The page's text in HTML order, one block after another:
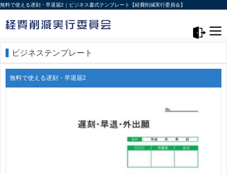
無料で使える遅刻・早退届2｜ビジネス書式テンプレート【経費削減実行委員会】
ビジネステンプレート
無料で使える遅刻・早退届2